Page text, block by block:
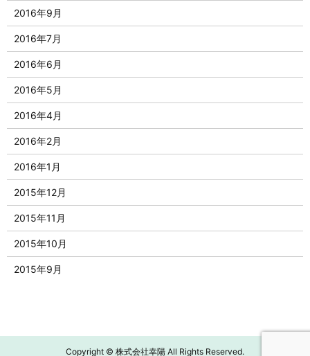
2016年9月
2016年7月
2016年6月
2016年5月
2016年4月
2016年2月
2016年1月
2015年12月
2015年11月
2015年10月
2015年9月
Copyright © 株式会社幸陽 All Rights Reserved.